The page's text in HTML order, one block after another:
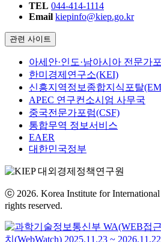
TEL 044-414-1114
Email kiepinfo@kiep.go.kr
관련 사이트
아세안·인도·남아시아 전문가
한미경제연구소(KEI)
신흥지역정보종합지식포탈
APEC 연구컨소시엄 사무국
중국전문가포럼(CSF)
통합무역 정보서비스
EAER
대한민국정부
ⓒ 2026. Korea Institute for
rights reserved.